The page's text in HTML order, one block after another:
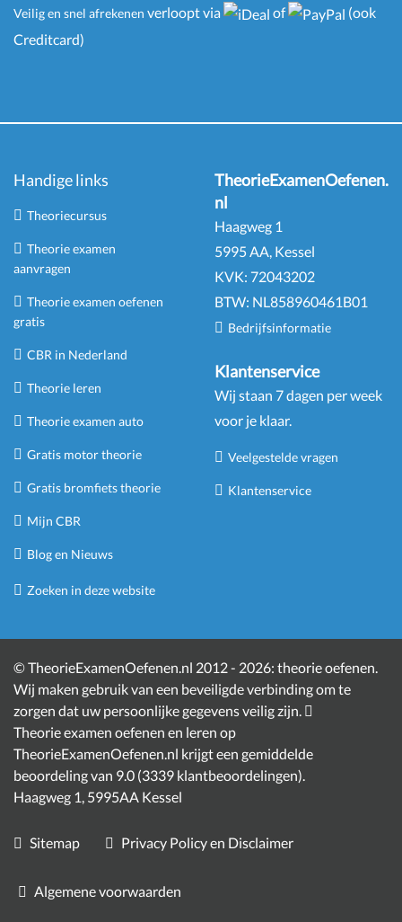
Veilig en snel afrekenen verloopt via of
(ook
Creditcard)
Handige links
Theoriecursus
Theorie examen
aanvragen
Theorie examen oefenen
gratis
CBR in Nederland
Theorie leren
Theorie examen auto
Gratis motor theorie
Gratis bromfiets theorie
Mijn CBR
Blog en Nieuws
Zoeken in deze website
TheorieExamenOefenen.
nl
Haagweg 1
5995 AA, Kessel
KVK: 72043202
BTW: NL858960461B01
Bedrijfsinformatie
Klantenservice
Wij staan 7 dagen per week
voor je klaar.
Veelgestelde vragen
Klantenservice
©TheorieExamenOefenen.nl 2012 - 2026: theorie oefenen.
Wij maken gebruik van een beveiligde verbinding om te
zorgen dat uw persoonlijke gegevens veilig zijn.
Theorie examen oefenen en leren op
TheorieExamenOefenen.nl krijgt een gemiddelde
beoordeling van 9.0 (3339 klantbeoordelingen).
Haagweg 1, 5995AA Kessel
Sitemap Privacy Policy en Disclaimer
Algemene voorwaarden